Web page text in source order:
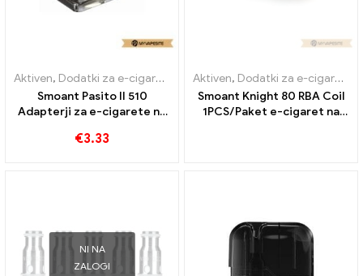
Aktiven, Dodatki za e-cigarete
Uparjalnik
Smoant Pasito II 510
Adapterji za e-cigarete na
€3.33
Aktiven, Dodatki za e-cigarete
Smoant Knight 80 RBA Coil
1PCS/Paket e-cigaret na
NI NA
ZALOGI